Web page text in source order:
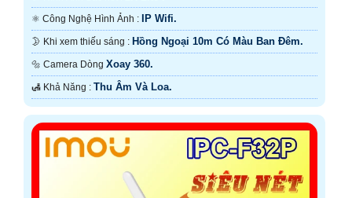
⚛️ Công Nghệ Hình Ảnh : IP Wifi.
🌛 Khi xem thiếu sáng : Hồng Ngoại 10m Có Màu Ban Ðêm.
🔩 Camera Dòng Xoay 360.
️🛃 Khả Năng : Thu Âm Và Loa.